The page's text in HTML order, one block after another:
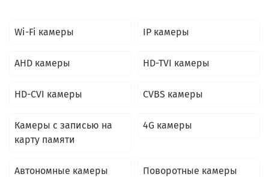
Wi-Fi камеры IP камеры
AHD камеры HD-TVI камеры
HD-CVI камеры CVBS камеры
Камеры c записью на
карту памяти
4G камеры
Автономные камеры Поворотные камеры